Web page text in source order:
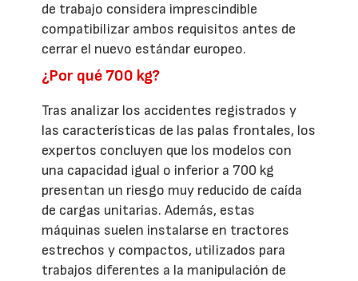
de trabajo considera imprescindible
compatibilizar ambos requisitos antes de
cerrar el nuevo estándar europeo.
¿Por qué 700 kg?
Tras analizar los accidentes registrados y
las características de las palas frontales, los
expertos concluyen que los modelos con
una capacidad igual o inferior a 700 kg
presentan un riesgo muy reducido de caída
de cargas unitarias. Además, estas
máquinas suelen instalarse en tractores
estrechos y compactos, utilizados para
trabajos diferentes a la manipulación de